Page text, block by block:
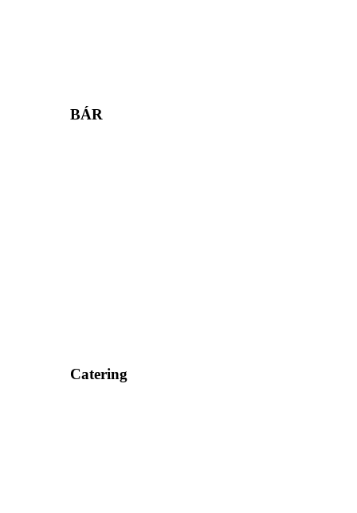
BÁR
Catering